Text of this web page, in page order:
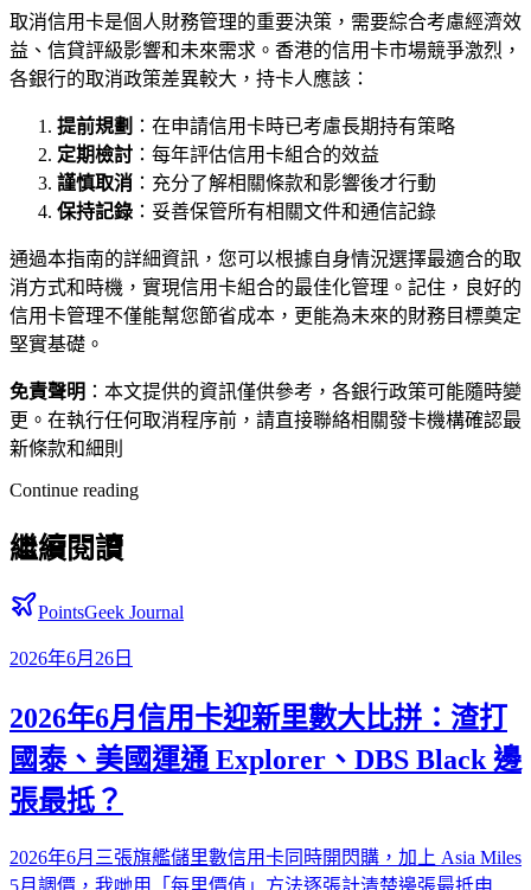
取消信用卡是個人財務管理的重要決策，需要綜合考慮經濟效
益、信貸評級影響和未來需求。香港的信用卡市場競爭激烈，
各銀行的取消政策差異較大，持卡人應該：
提前規劃 ：在申請信用卡時已考慮長期持有策略
定期檢討 ：每年評估信用卡組合的效益
謹慎取消 ：充分了解相關條款和影響後才行動
保持記錄 ：妥善保管所有相關文件和通信記錄
通過本指南的詳細資訊，您可以根據自身情況選擇最適合的取
消方式和時機，實現信用卡組合的最佳化管理。記住，良好的
信用卡管理不僅能幫您節省成本，更能為未來的財務目標奠定
堅實基礎。
免責聲明 ：本文提供的資訊僅供參考，各銀行政策可能隨時變
更。在執行任何取消程序前，請直接聯絡相關發卡機構確認最
新條款和細則
Continue reading
繼續閱讀
PointsGeek Journal
2026年6月26日
2026年6月信用卡迎新里數大比拼：渣打
國泰、美國運通 Explorer、DBS Black 邊
張最抵？
2026年6月三張旗艦儲里數信用卡同時開閃購，加上 Asia Miles